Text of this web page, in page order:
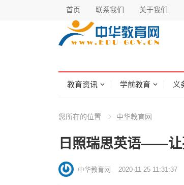
首页 联系我们 关于我们
教育资讯 学前教育 义
您所在的位置 中华教育网
日照瑞思英语——让
中华教育网 2020-11-25 11:31:37